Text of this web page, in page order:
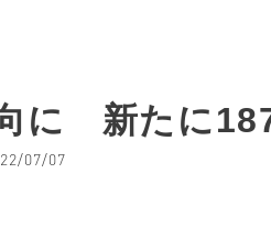
に 新たに
07/07